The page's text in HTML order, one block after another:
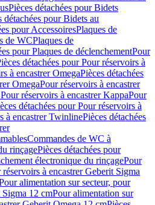
Pièces détachées pour Bidets
détachées pour Bidets au
pour AccessoiresPlaques de
de WCPlaques de
pour Plaques de déclenchementPour
détachées pour Pour réservoirs à
à encastrer OmegaPièces détachées
OmegaPour réservoirs à encastrer
réservoirs à encastrer KappaPour
détachées pour Pour réservoirs à
à encastrer TwinlinePièces détachées
Commandes de WC à
rinçagePièces détachées pour
électronique du rinçagePour
à encastrer Geberit Sigma
alimentation sur secteur, pour
Sigma 12 cmPour alimentation sur